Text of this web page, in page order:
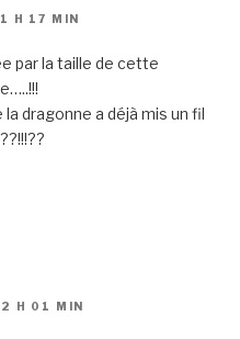
H 17 MIN
par la taille de cette
la dragonne a déjà mis un fil
H 01 MIN